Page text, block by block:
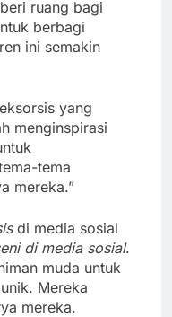
ruang bagi
berbagi
ini semakin
yang
menginspirasi
tema
mereka.”
di media sosial
di media sosial.
muda untuk
Mereka
mereka.